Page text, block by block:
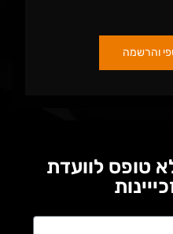
והרשמה
טופס לוועדת